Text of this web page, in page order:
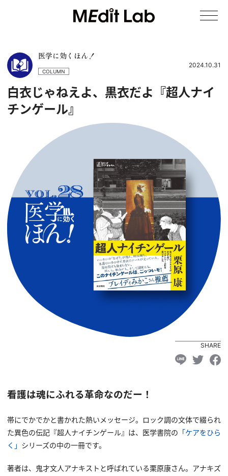
医学に効くほん！
COLUMN
2024.10.31
白衣じゃねえよ、黒衣だよ『超人ナイ
チンゲール』
SHARE
看護は魂にふれる革命なのだー！
帯にでかでかと書かれた熱いメッセージ。ロック調の文体で綴られ
た異色の伝記『超人ナイチンゲール』は、医学書院の 「ケアをひら
く」 シリーズの中の一冊です。
著者は、鬼才文人アナキストと呼ばれている栗原康さん。アナキズ